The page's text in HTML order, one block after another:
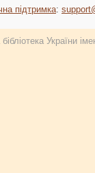
підтримка:
України